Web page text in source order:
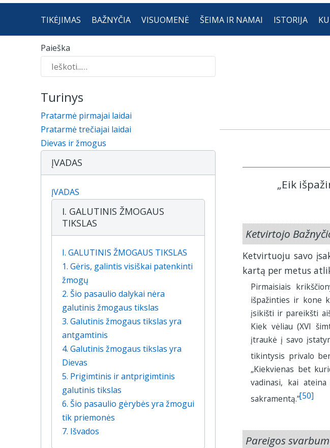
TIKĖJIMAS BAŽNYČIA VISUOMENĖ ŠEIMA IR NAMAI ISTORIJA
Paieška
Turinys
Pratarmė pirmajai laidai
Pratarmė trečiajai laidai
Dievas ir žmogus
ĮVADAS
ĮVADAS
I. GALUTINIS ŽMOGAUS
TIKSLAS
I. GALUTINIS ŽMOGAUS TIKSLAS
1. Gėris, galintis visiškai patenkinti
žmogų
2. Šio pasaulio dalykai nėra
galutinis žmogaus tikslas
3. Galutinis žmogaus tikslas yra
antgamtinis
4. Galutinis žmogaus tikslas yra
Dievas
5. Prigimtinis ir antprigimtinis
galutinis tikslas
6. Šio pasaulio gėrybės yra žmogui
tik priemonės
7. Išvados
„Eik
Ketvirtojo
Ketvirtuoju savo
kartą per metus
Pirmaisiais
išpažinties ir kone
įsikišti ir pareikšti
Kiek vėliau (XVI
įtraukė į savo
tikintysis privalo
„Kiekvienas bet
vadinasi, kai
sakramentą.“[50]
Pareigos